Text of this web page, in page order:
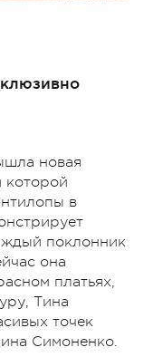
новая
которой
в
поклонник
она
платьях,
Тина
точек
Симоненко.